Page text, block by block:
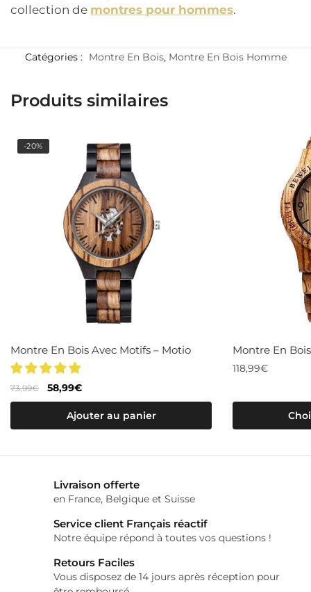
collection de montres pour hommes.
Catégories : Montre En Bois, Montre En Bois Homme
Produits similaires
-20%
Montre En Bois Avec Motifs – Motio
73,99€
Le
prix
initial
était :
58,99€Le
prix
actuel
est :
Ajouter au panier
Montre En
118,99€
a
être
sur
Livraison offerte
en France, Belgique et Suisse
Service client Français réactif
Notre équipe répond à toutes vos questions !
Retours Faciles
Vous disposez de 14 jours après réception pour